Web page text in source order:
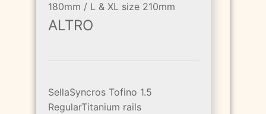
180mm / L & XL size 210mm
ALTRO
SellaSyncros Tofino 1.5
RegularTitanium rails